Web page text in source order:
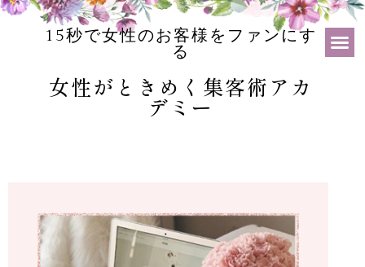
15秒で女性のお客様をファンにす
る
女性がときめく集客術アカ
デミー